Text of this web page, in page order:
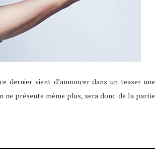
dernier vient d’annoncer dans un teaser une
ne présente même plus, sera donc de la partie